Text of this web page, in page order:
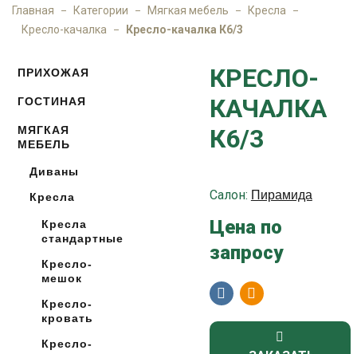
Главная Категории Мягкая мебель
Кресла
Кресло-качалка
Кресло-качалка К6/3
ПРИХОЖАЯ
ГОСТИНАЯ
МЯГКАЯ
МЕБЕЛЬ
Диваны
Кресла
Кресла
стандартные
Кресло-
мешок
Кресло-
кровать
Кресло-
КРЕСЛО-
КАЧАЛКА
К6/3
Салон: Пирамида
Цена по
запросу